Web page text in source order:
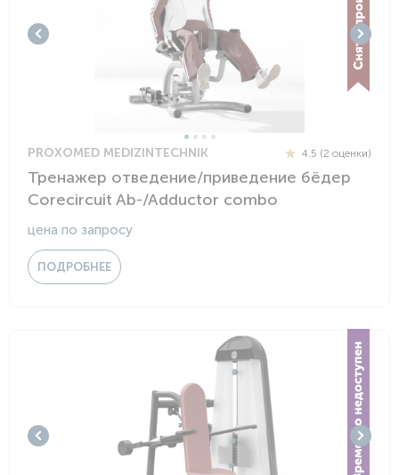
PROXOMED MEDIZINTECHNIK 4.5 (2 оценки)
Тренажер отведение/приведение бёдер
Corecircuit Ab-/Adductor combo
цена по запросу
ПОДРОБНЕЕ